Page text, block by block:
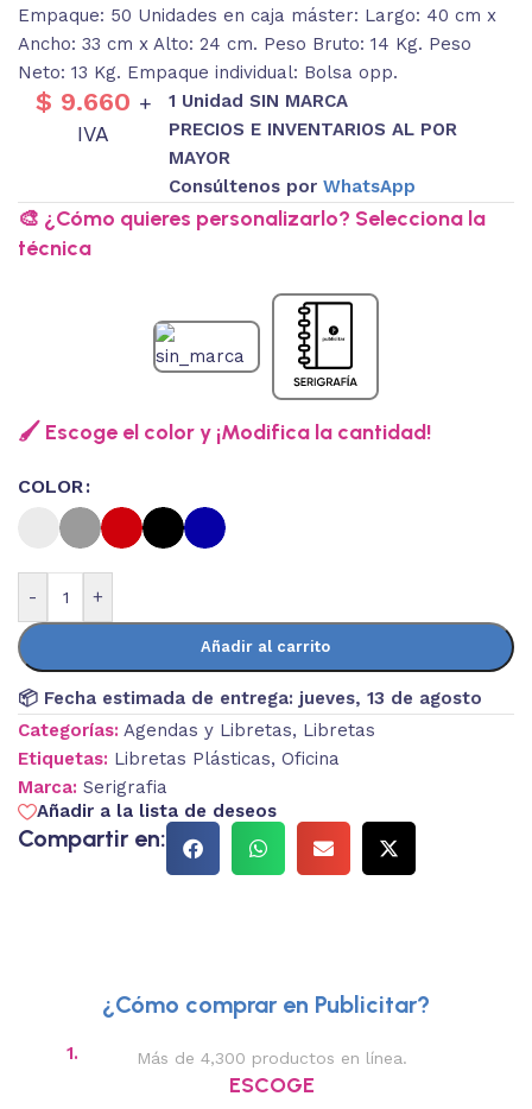
Empaque: 50 Unidades en caja máster: Largo: 40 cm x
Ancho: 33 cm x Alto: 24 cm. Peso Bruto: 14 Kg. Peso
Neto: 13 Kg. Empaque individual: Bolsa opp.
$ 9.660 +
IVA
1 Unidad SIN MARCA
PRECIOS E INVENTARIOS AL POR
MAYOR
Consúltenos porWhatsApp
🎨 ¿Cómo quieres personalizarlo? Selecciona la
técnica
🖌️ Escoge el color y ¡Modifica la cantidad!
COLOR
- +
Añadir al carrito
📦 Fecha estimada de entrega: jueves, 13 de agosto
Categorías: Agendas y Libretas, Libretas
Etiquetas: Libretas Plásticas, Oficina
Marca: Serigrafia
Añadir a la lista de deseos
Compartir en:
¿Cómo comprar en Publicitar?
1. Más de 4,300 productos en línea.
ESCOGE